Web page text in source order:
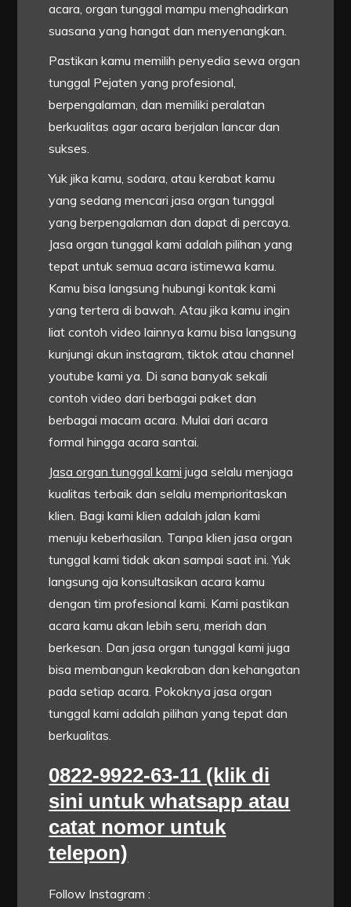
acara, organ tunggal mampu menghadirkan
suasana yang hangat dan menyenangkan.
Pastikan kamu memilih penyedia sewa organ
tunggal Pejaten yang profesional,
berpengalaman, dan memiliki peralatan
berkualitas agar acara berjalan lancar dan
sukses.
Yuk jika kamu, sodara, atau kerabat kamu
yang sedang mencari jasa organ tunggal
yang berpengalaman dan dapat di percaya.
Jasa organ tunggal kami adalah pilihan yang
tepat untuk semua acara istimewa kamu.
Kamu bisa langsung hubungi kontak kami
yang tertera di bawah. Atau jika kamu ingin
liat contoh video lainnya kamu bisa langsung
kunjungi akun instagram, tiktok atau channel
youtube kami ya. Di sana banyak sekali
contoh video dari berbagai paket dan
berbagai macam acara. Mulai dari acara
formal hingga acara santai.
Jasa organ tunggal kami juga selalu menjaga
kualitas terbaik dan selalu memprioritaskan
klien. Bagi kami klien adalah jalan kami
menuju keberhasilan. Tanpa klien jasa organ
tunggal kami tidak akan sampai saat ini. Yuk
langsung aja konsultasikan acara kamu
dengan tim profesional kami. Kami pastikan
acara kamu akan lebih seru, meriah dan
berkesan. Dan jasa organ tunggal kami juga
bisa membangun keakraban dan kehangatan
pada setiap acara. Pokoknya jasa organ
tunggal kami adalah pilihan yang tepat dan
berkualitas.
0822-9922-63-11 (klik di
sini untuk whatsapp atau
catat nomor untuk
telepon)
Follow Instagram :